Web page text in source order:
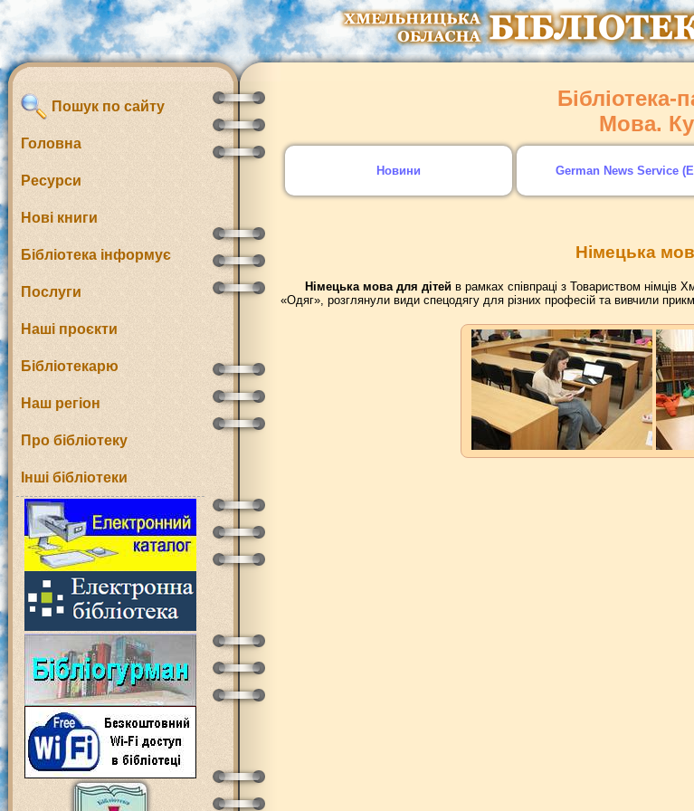
Пошук по сайту
Головна
Ресурси
Нові книги
Бібліотека інформує
Послуги
Наші проєкти
Бібліотекарю
Наш регіон
Про бібліотеку
Інші бібліотеки
Мова.
Новини German News Service
Німецька
Німецька мова для дітейв рамках співпраці з Товариством німців
«Одяг», розглянули види спецодягу для різних професій та вивчили